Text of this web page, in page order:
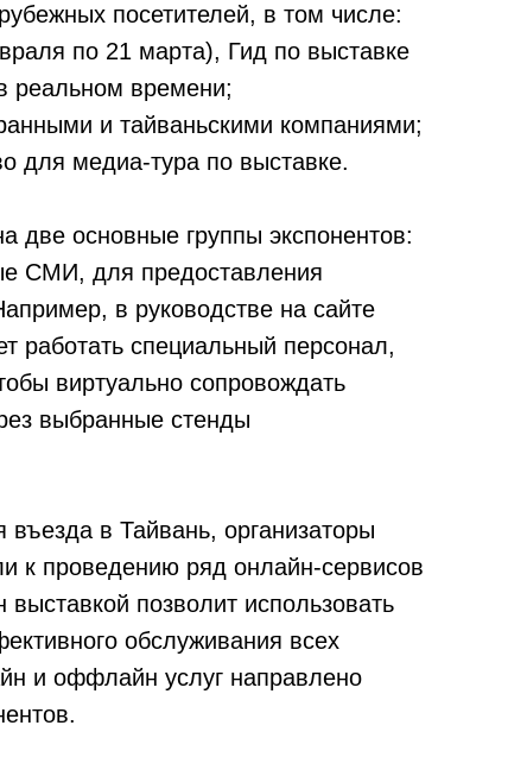
посетителей, в том числе:
по 21 марта), Гид по выставке
реальном времени;
и тайваньскими компаниями;
для медиа-тура по выставке.
две основные группы экспонентов:
СМИ, для предоставления
в руководстве на сайте
работать специальный персонал,
виртуально сопровождать
выбранные стенды
въезда в Тайвань, организаторы
к проведению ряд онлайн-сервисов
позволит использовать
обслуживания всех
и оффлайн услуг направлено